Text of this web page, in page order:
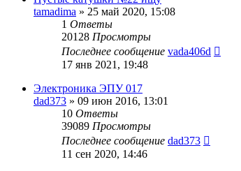
tamadima » 25 май 2020, 15:08
1 Ответы
20128 Просмотры
Последнее сообщение vada406d
17 янв 2021, 19:48
Электроника ЭПУ 017
dad373 » 09 июн 2016, 13:01
10 Ответы
39089 Просмотры
Последнее сообщение dad373
11 сен 2020, 14:46